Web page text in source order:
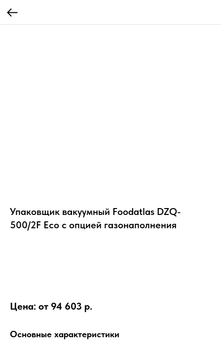
Упаковщик вакуумный Foodatlas DZQ-
500/2F Eco с опцией газонаполнения
Цена: от 94 603 р.
Основные характеристики